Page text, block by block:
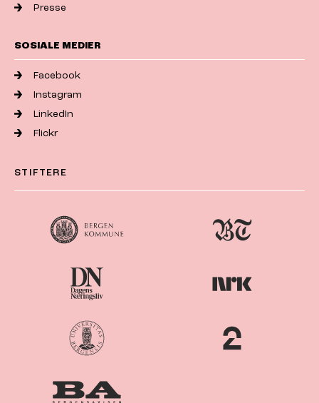
Presse
SOSIALE MEDIER
Facebook
Instagram
LinkedIn
Flickr
STIFTERE